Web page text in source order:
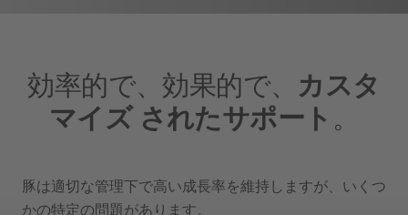
効率的で、効果的で、 カスタ
マイズ されたサポート 。
豚は適切な管理下で高い成長率を維持しますが、いくつ
かの特定の問題があります。